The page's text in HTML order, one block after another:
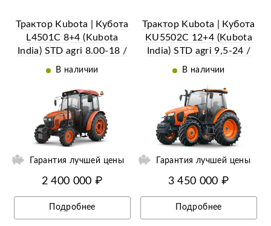
Трактор Kubota | Кубота
L4501C 8+4 (Kubota
India) STD agri 8.00-18 /
13,6-28 (с ПСМ)
В наличии
Гарантия лучшей цены
2 400 000 ₽
Подробнее
Трактор Kubota | Кубота
KU5502C 12+4 (Kubota
India) STD agri 9,5-24 /
16,9-28 (с ПСМ)
В наличии
Гарантия лучшей цены
3 450 000 ₽
Подробнее